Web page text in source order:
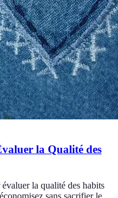
la Qualité des
la qualité des habits
sans sacrifier le